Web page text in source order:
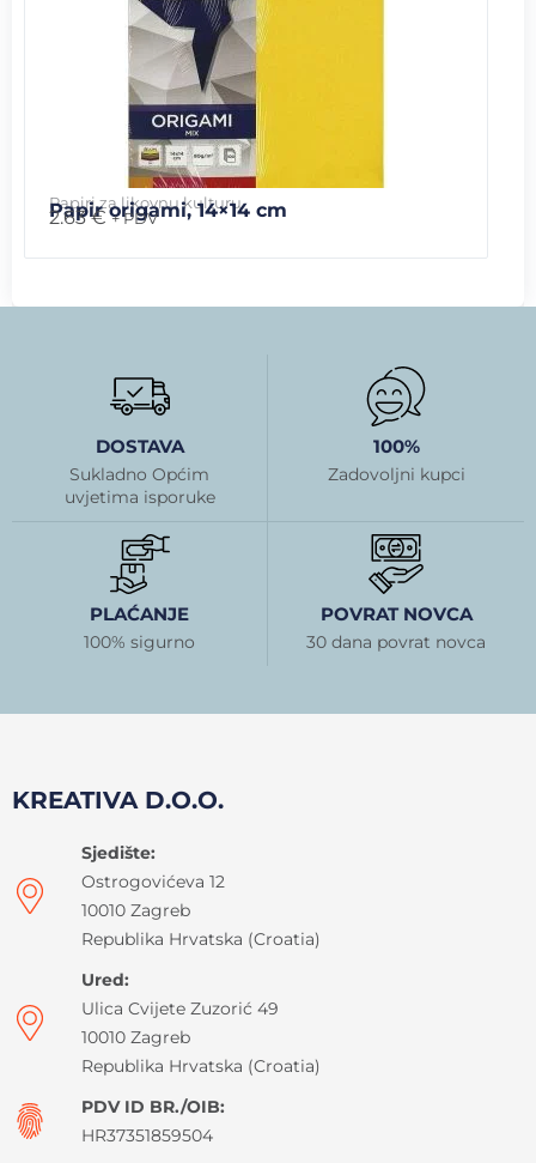
Papiri za likovnu kulturu
Papir origami, 14×14 cm
2.63€ + PDV
DOSTAVA
Sukladno Općim
uvjetima isporuke
100%
Zadovoljni kupci
PLAĆANJE
100% sigurno
POVRAT NOVCA
30 dana povrat novca
KREATIVA D.O.O.
Sjedište:
Ostrogovićeva 12
10010 Zagreb
Republika Hrvatska (Croatia)
Ured:
Ulica Cvijete Zuzorić 49
10010 Zagreb
Republika Hrvatska (Croatia)
PDV ID BR./OIB:
HR37351859504